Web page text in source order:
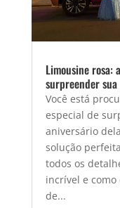
Limousine rosa:
surpreender
Você está
especial de
aniversário
solução
todos os
incrível e
de...